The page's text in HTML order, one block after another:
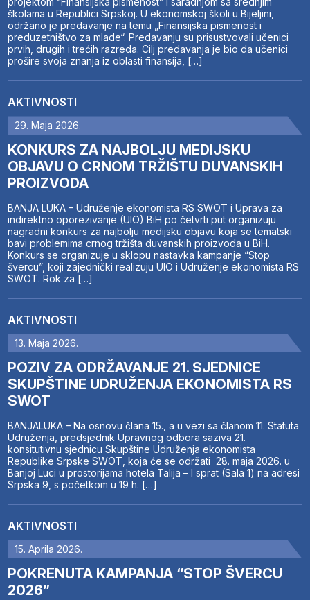
školama u Republici Srpskoj. U ekonomskoj školi u Bijeljini,
održano je predavanje na temu „Finansijska pismenost i
preduzetništvo za mlade“. Predavanju su prisustvovali učenici
prvih, drugih i trećih razreda. Cilj predavanja je bio da učenici
prošire svoja znanja iz oblasti finansija, […]
AKTIVNOSTI
29. Maja 2026.
KONKURS ZA NAJBOLJU MEDIJSKU
OBJAVU O CRNOM TRŽIŠTU DUVANSKIH
PROIZVODA
BANJA LUKA – Udruženje ekonomista RS SWOT i Uprava za
indirektno oporezivanje (UIO) BiH po četvrti put organizuju
nagradni konkurs za najbolju medijsku objavu koja se tematski
bavi problemima crnog tržišta duvanskih proizvoda u BiH.
Konkurs se organizuje u sklopu nastavka kampanje “Stop
švercu”, koji zajednički realizuju UIO i Udruženje ekonomista RS
SWOT. Rok za […]
AKTIVNOSTI
13. Maja 2026.
POZIV ZA ODRŽAVANJE 21. SJEDNICE
SKUPŠTINE UDRUŽENJA EKONOMISTA RS
SWOT
BANJALUKA – Na osnovu člana 15., a u vezi sa članom 11. Statuta
Udruženja, predsjednik Upravnog odbora saziva 21.
konsitutivnu sjednicu Skupštine Udruženja ekonomista
Republike Srpske SWOT, koja će se održati 28. maja 2026. u
Banjoj Luci u prostorijama hotela Talija – I sprat (Sala 1) na adresi
Srpska 9, s početkom u 19 h. […]
AKTIVNOSTI
15. Aprila 2026.
POKRENUTA KAMPANJA “STOP ŠVERCU
2026”